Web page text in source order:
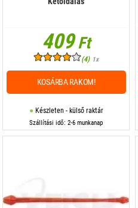
409Ft
(4) 1x
Készleten - külső raktár
Szállítási idő: 2-6 munkanap
KOSÁRBA RAKOM!